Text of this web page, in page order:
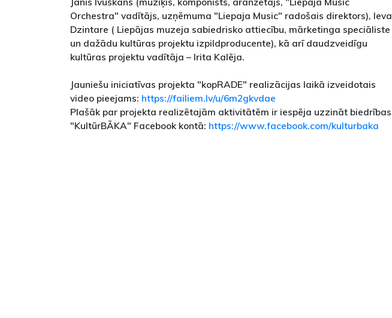
Orchestra" vadītājs, uzņēmuma "Liepaja Music" radošais direktors), Ieva
Dzintare ( Liepājas muzeja sabiedrisko attiecību, mārketinga speciāliste
un dažādu kultūras projektu izpildproducente), kā arī daudzveidīgu
kultūras projektu vadītāja – Irita Kalēja.
Jauniešu iniciatīvas projekta "kopRADE" realizācijas laikā izveidotais
video pieejams: https://failiem.lv/u/6m2gkvdae
Plašāk par projekta realizētajām aktivitātēm ir iespēja uzzināt biedrības
"KultūrBĀKA" Facebook kontā: https://www.facebook.com/kulturbaka